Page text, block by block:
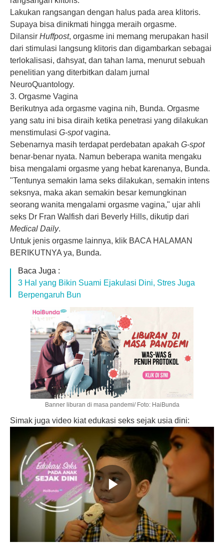
Lakukan rangsangan dengan halus pada area klitoris.
Supaya bisa dinikmati hingga meraih orgasme.
Dilansir Huffpost, orgasme ini memang merupakan hasil
dari stimulasi langsung klitoris dan digambarkan sebagai
terlokalisasi, dahsyat, dan tahan lama, menurut sebuah
penelitian yang diterbitkan dalam jurnal
NeuroQuantology.
3. Orgasme Vagina
Berikutnya ada orgasme vagina nih, Bunda. Orgasme
yang satu ini bisa diraih ketika penetrasi yang dilakukan
menstimulasi G-spotvagina.
Sebenarnya masih terdapat perdebatan apakah G-spot
benar-benar nyata. Namun beberapa wanita mengaku
bisa mengalami orgasme yang hebat karenanya, Bunda.
"Tentunya semakin lama seks dilakukan, semakin intens
seksnya, maka akan semakin besar kemungkinan
seorang wanita mengalami orgasme vagina," ujar ahli
seks Dr Fran Walfish dari Beverly Hills, dikutip dari
Medical Daily.
Untuk jenis orgasme lainnya, klik BACA HALAMAN
BERIKUTNYA ya, Bunda.
Baca Juga :
3 Hal yang Bikin Suami Ejakulasi Dini, Stres Juga
Berpengaruh Bun
Banner liburan di masa pandemi/ Foto: HaiBunda
Simak juga video kiat edukasi seks sejak usia dini: